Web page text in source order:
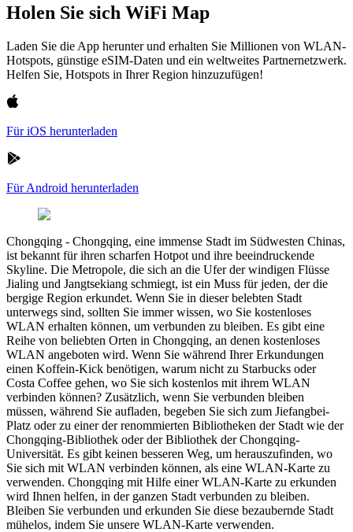
Holen Sie sich WiFi Map
Laden Sie die App herunter und erhalten Sie Millionen von WLAN-
Hotspots, günstige eSIM-Daten und ein weltweites Partnernetzwerk.
Helfen Sie, Hotspots in Ihrer Region hinzuzufügen!
Für iOS herunterladen
Für Android herunterladen
Chongqing - Chongqing, eine immense Stadt im Südwesten Chinas,
ist bekannt für ihren scharfen Hotpot und ihre beeindruckende
Skyline. Die Metropole, die sich an die Ufer der windigen Flüsse
Jialing und Jangtsekiang schmiegt, ist ein Muss für jeden, der die
bergige Region erkundet. Wenn Sie in dieser belebten Stadt
unterwegs sind, sollten Sie immer wissen, wo Sie kostenloses
WLAN erhalten können, um verbunden zu bleiben. Es gibt eine
Reihe von beliebten Orten in Chongqing, an denen kostenloses
WLAN angeboten wird. Wenn Sie während Ihrer Erkundungen
einen Koffein-Kick benötigen, warum nicht zu Starbucks oder
Costa Coffee gehen, wo Sie sich kostenlos mit ihrem WLAN
verbinden können? Zusätzlich, wenn Sie verbunden bleiben
müssen, während Sie aufladen, begeben Sie sich zum Jiefangbei-
Platz oder zu einer der renommierten Bibliotheken der Stadt wie der
Chongqing-Bibliothek oder der Bibliothek der Chongqing-
Universität. Es gibt keinen besseren Weg, um herauszufinden, wo
Sie sich mit WLAN verbinden können, als eine WLAN-Karte zu
verwenden. Chongqing mit Hilfe einer WLAN-Karte zu erkunden
wird Ihnen helfen, in der ganzen Stadt verbunden zu bleiben.
Bleiben Sie verbunden und erkunden Sie diese bezaubernde Stadt
mühelos, indem Sie unsere WLAN-Karte verwenden.